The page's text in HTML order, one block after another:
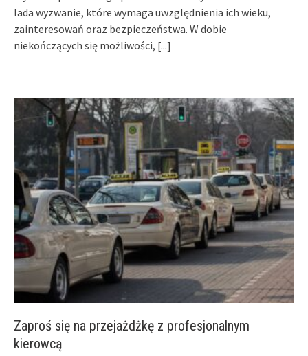
lada wyzwanie, które wymaga uwzględnienia ich wieku,
zainteresowań oraz bezpieczeństwa. W dobie
niekończących się możliwości, [...]
Zaproś się na przejażdżkę z profesjonalnym
kierowcą